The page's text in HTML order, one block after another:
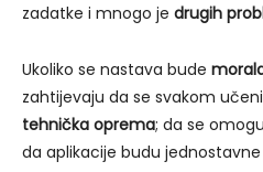
zadatke i mnogo je drugih
Ukoliko se nastava bude
zahtijevaju da se svakom
tehnička oprema; da se
da aplikacije budu